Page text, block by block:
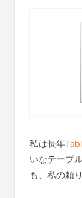
私は長年
いなテーブ
も、私の頼